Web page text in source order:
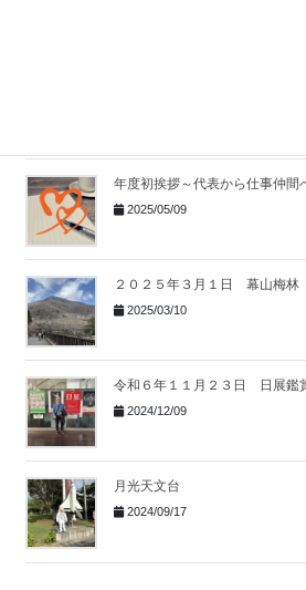
年度初挨拶～代表から仕事仲間
2025/05/09
２０２５年３月１日 幕山梅林
2025/03/10
令和６年１１月２３日 日展鑑
2024/12/09
月光天文台
2024/09/17